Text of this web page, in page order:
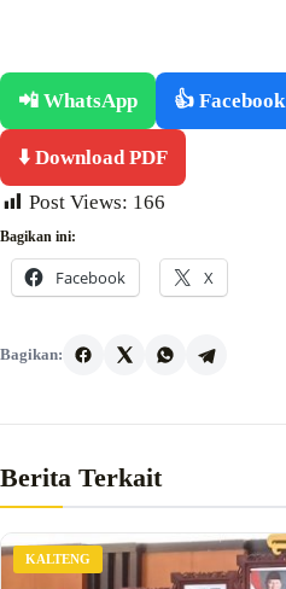
📲 WhatsApp 👍 Facebook
⬇️ Download PDF
Post Views: 166
Bagikan ini:
Facebook X
Bagikan:
Berita Terkait
KALTENG